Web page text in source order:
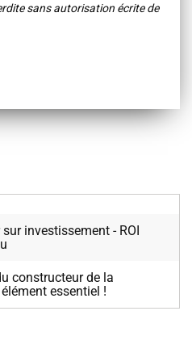
sans autorisation écrite de
investissement - ROI
constructeur de la
essentiel !